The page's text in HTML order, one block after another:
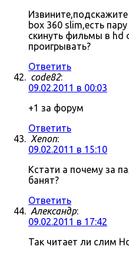
box 360 slim,есть
скинуть фильмы в hd
проигрывать?
Ответить
code82:
09.02.2011 в 00:03
+1 за форум
Ответить
Xenon:
09.02.2011 в 15:10
Кстати а почему за
банят?
Ответить
Александр:
09.02.2011 в 17:42
Так читает ли слим